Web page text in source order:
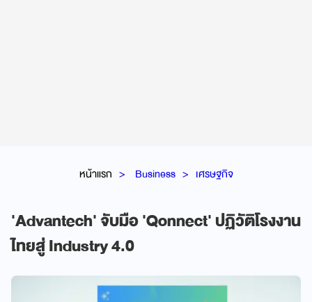
หน้าแรก Business เศรษฐกิจ
'Advantech' จับมือ 'Qonnect' ปฏิวัติโรงงาน
ไทยสู่ Industry 4.0